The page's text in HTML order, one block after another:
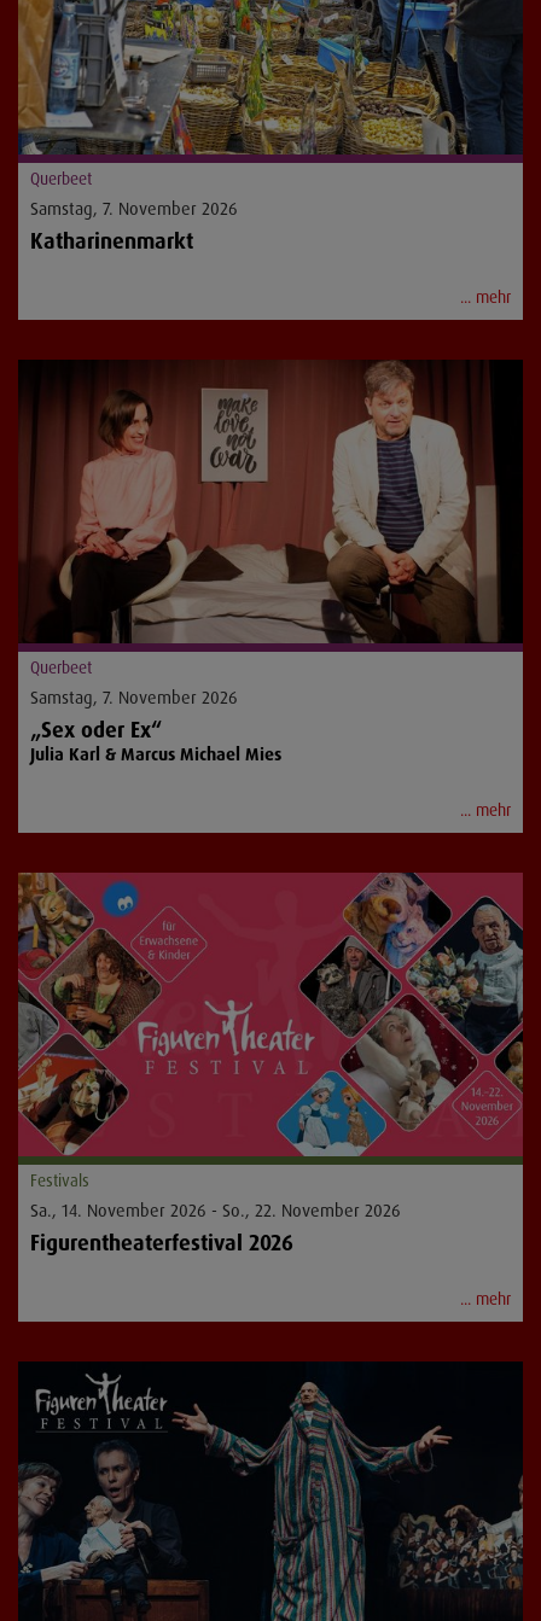
Querbeet
Samstag, 7. November 2026
Katharinenmarkt
... mehr
Querbeet
Samstag, 7. November 2026
„Sex oder Ex“
Julia Karl & Marcus Michael Mies
... mehr
Festivals
Sa., 14. November 2026 - So., 22. November 2026
Figurentheaterfestival 2026
... mehr